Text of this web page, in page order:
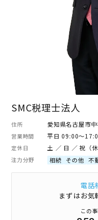
SMC税理士法人
住所 愛知県名古屋市
営業時間 平日 09:00～
定休日 土 ／ 日 ／ 祝（
注力分野 相続 その他 不
電話
まずはお気
この